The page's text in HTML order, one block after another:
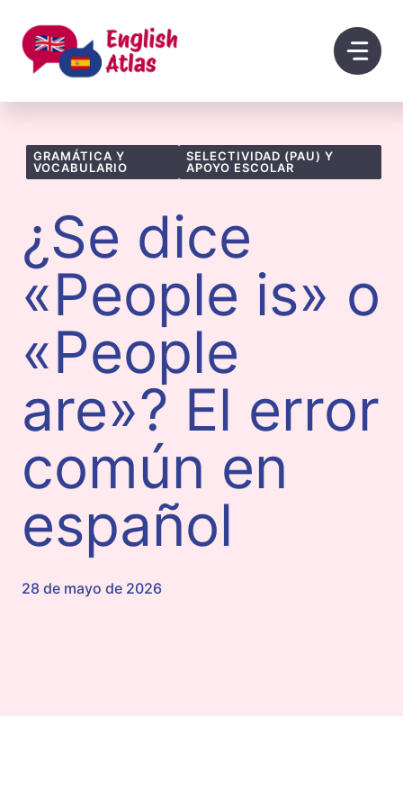
contenido
GRAMÁTICA Y
VOCABULARIO
SELECTIVIDAD (PAU) Y
APOYO ESCOLAR
¿Se dice
«People is» o
«People
are»? El error
común en
español
28 de mayo de 2026